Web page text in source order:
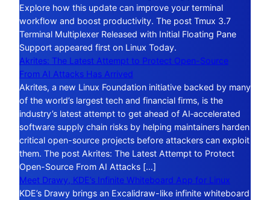
Explore how this update can improve your terminal
workflow and boost productivity. The post Tmux 3.7
Terminal Multiplexer Released with Initial Floating Pane
Support appeared first on Linux Today.
Akrites: The Latest Attempt to Protect Open-Source
From AI Attacks Has Arrived
Akrites, a new Linux Foundation initiative backed by many
of the world’s largest tech and financial firms, is the
industry’s latest attempt to get ahead of AI‑accelerated
software supply chain risks by helping maintainers harden
critical open-source projects before attackers can exploit
them. The post Akrites: The Latest Attempt to Protect
Open-Source From AI Attacks […]
Meet Drawy, KDE’s Infinite Whiteboard App for Linux
KDE’s Drawy brings an Excalidraw-like infinite whiteboard